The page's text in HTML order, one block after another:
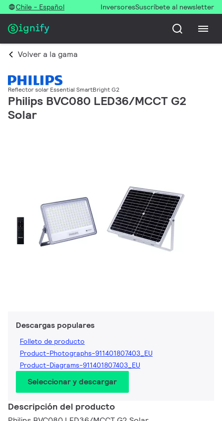
Chile - Español InversoresSuscríbete al newsletter
Volver a la gama
Reflector solar Essential SmartBright G2
Philips BVC080 LED36/MCCT G2
Solar
Descargas populares
Folleto de producto
Product-Photographs-911401807403_EU
Product-Diagrams-911401807403_EU
Seleccionar y descargar
Descripción del producto